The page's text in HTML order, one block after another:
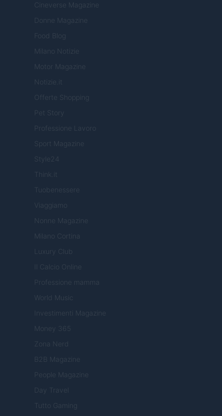
Cineverse Magazine
Donne Magazine
Food Blog
Milano Notizie
Motor Magazine
Notizie.it
Offerte Shopping
Pet Story
Professione Lavoro
Sport Magazine
Style24
Think.it
Tuobenessere
Viaggiamo
Nonne Magazine
Milano Cortina
Luxury Club
Il Calcio Online
Professione mamma
World Music
Investimenti Magazine
Money 365
Zona Nerd
B2B Magazine
People Magazine
Day Travel
Tutto Gaming